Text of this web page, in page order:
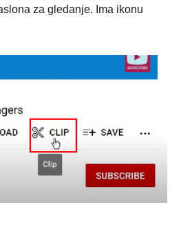
za gledanje. Ima ikonu